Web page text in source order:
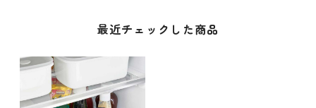
最近チェックした商品